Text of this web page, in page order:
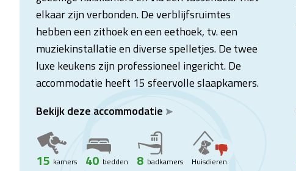
elkaar zijn verbonden. De verblijfsruimtes
hebben een zithoek en een eethoek, tv. een
muziekinstallatie en diverse spelletjes. De twee
luxe keukens zijn professioneel ingericht. De
accommodatie heeft 15 sfeervolle slaapkamers.
Bekijk deze accommodatie
15 kamers 40 bedden 8 badkamers Huisdieren